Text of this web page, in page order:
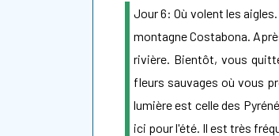
Jour 6: Où volent les
montagne Costabona.
rivière. Bientôt, vous
fleurs sauvages où vous
lumière est celle des
ici pour l'été. Il est très